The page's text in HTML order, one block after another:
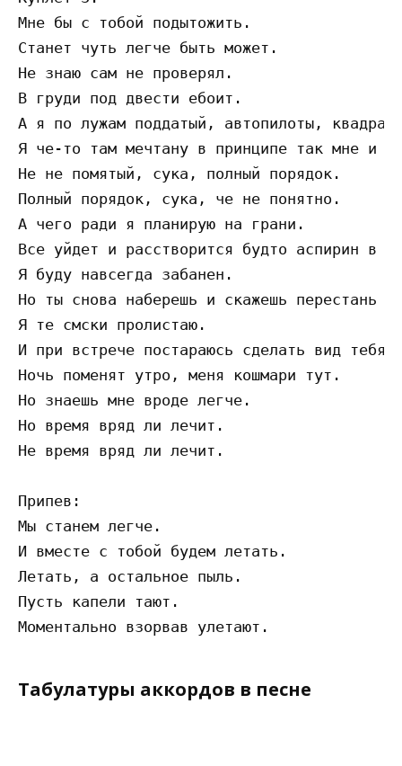
Мне бы с тобой подытожить.
Станет чуть легче быть может.
Не знаю сам не проверял.
В груди под двести ебоит.
А я по лужам поддатый, автопилоты,
Я че-то там мечтану в принципе так мне и
Не не помятый, сука, полный порядок.
Полный порядок, сука, че не понятно.
А чего ради я планирую на грани.
Все уйдет и расстворится будто аспирин в
Я буду навсегда забанен.
Но ты снова наберешь и скажешь перестань
Я те смски пролистаю.
И при встрече постараюсь сделать вид тебя
Ночь поменят утро, меня кошмари тут.
Но знаешь мне вроде легче.
Но время вряд ли лечит.
Не время вряд ли лечит.
Припев:
Мы станем легче.
И вместе с тобой будем летать.
Летать, а остальное пыль.
Пусть капели тают.
Табулатуры аккордов в песне